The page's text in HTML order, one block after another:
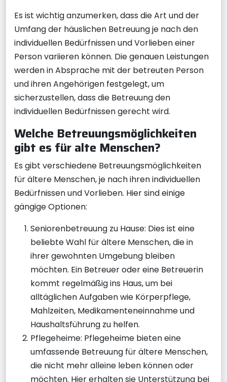
Es ist wichtig anzumerken, dass die Art und der
Umfang der häuslichen Betreuung je nach den
individuellen Bedürfnissen und Vorlieben einer
Person variieren können. Die genauen Leistungen
werden in Absprache mit der betreuten Person
und ihren Angehörigen festgelegt, um
sicherzustellen, dass die Betreuung den
individuellen Bedürfnissen gerecht wird.
Welche Betreuungsmöglichkeiten
gibt es für alte Menschen?
Es gibt verschiedene Betreuungsmöglichkeiten
für ältere Menschen, je nach ihren individuellen
Bedürfnissen und Vorlieben. Hier sind einige
gängige Optionen:
Seniorenbetreuung zu Hause: Dies ist eine
beliebte Wahl für ältere Menschen, die in
ihrer gewohnten Umgebung bleiben
möchten. Ein Betreuer oder eine Betreuerin
kommt regelmäßig ins Haus, um bei
alltäglichen Aufgaben wie Körperpflege,
Mahlzeiten, Medikamenteneinnahme und
Haushaltsführung zu helfen.
Pflegeheime: Pflegeheime bieten eine
umfassende Betreuung für ältere Menschen,
die nicht mehr alleine leben können oder
möchten. Hier erhalten sie Unterstützung bei